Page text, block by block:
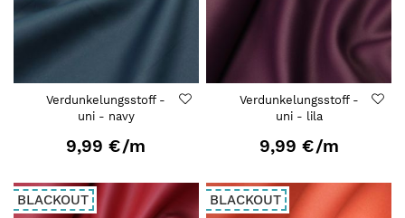
Verdunkelungsstoff -
uni - navy
9,99 €/m
Verdunkelungsstoff -
uni - lila
9,99 €/m
BLACKOUT BLACKOUT